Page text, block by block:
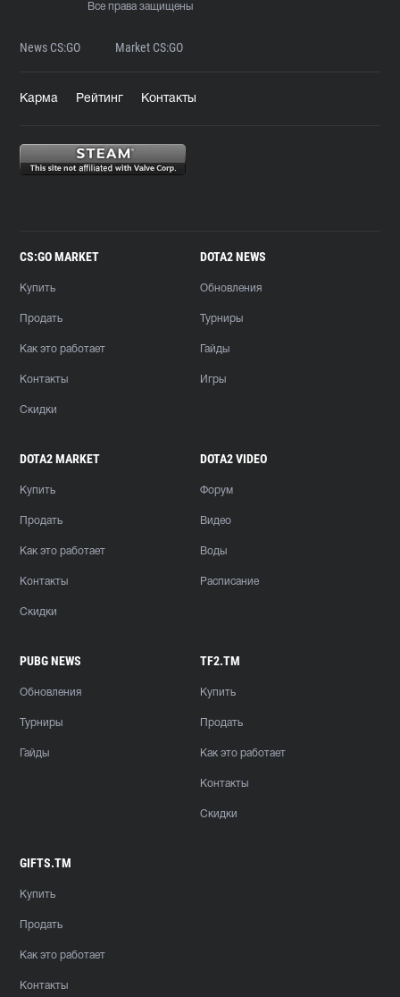
Все права защищены
News CS:GO Market CS:GO
Карма Рейтинг Контакты
CS:GO MARKET
Купить
Продать
Как это работает
Контакты
Скидки
DOTA2 NEWS
Обновления
Турниры
Гайды
Игры
DOTA2 MARKET
Купить
Продать
Как это работает
Контакты
Скидки
DOTA2 VIDEO
Форум
Видео
Воды
Расписание
PUBG NEWS
Обновления
Турниры
Гайды
TF2.TM
Купить
Продать
Как это работает
Контакты
Скидки
GIFTS.TM
Купить
Продать
Как это работает
Контакты